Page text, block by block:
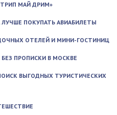
МАЙ ДРИМ»
ПОКУПАТЬ АВИАБИЛЕТЫ
ОТЕЛЕЙ И МИНИ-ГОСТИНИЦ
ПРОПИСКИ В МОСКВЕ
ПОИСК ВЫГОДНЫХ ТУРИСТИЧЕСКИХ